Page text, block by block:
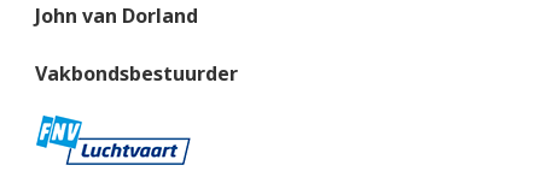
John van Dorland
Vakbondsbestuurder